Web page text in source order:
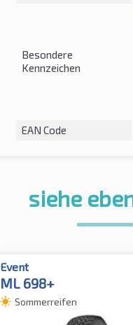
Besondere
Kennzeichen
EAN Code
siehe
Event
ML 698+
Sommerreifen